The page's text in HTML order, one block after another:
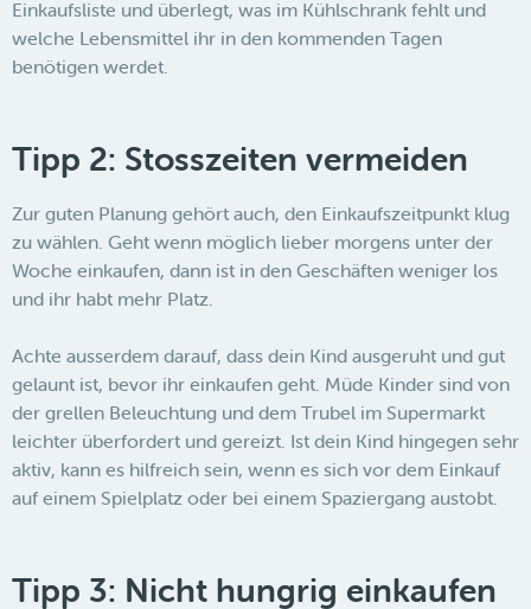
Einkaufsliste und überlegt, was im Kühlschrank fehlt und
welche Lebensmittel ihr in den kommenden Tagen
benötigen werdet.
Tipp 2: Stosszeiten vermeiden
Zur guten Planung gehört auch, den Einkaufszeitpunkt klug
zu wählen. Geht wenn möglich lieber morgens unter der
Woche einkaufen, dann ist in den Geschäften weniger los
und ihr habt mehr Platz.
Achte ausserdem darauf, dass dein Kind ausgeruht und gut
gelaunt ist, bevor ihr einkaufen geht. Müde Kinder sind von
der grellen Beleuchtung und dem Trubel im Supermarkt
leichter überfordert und gereizt. Ist dein Kind hingegen sehr
aktiv, kann es hilfreich sein, wenn es sich vor dem Einkauf
auf einem Spielplatz oder bei einem Spaziergang austobt.
Tipp 3: Nicht hungrig einkaufen